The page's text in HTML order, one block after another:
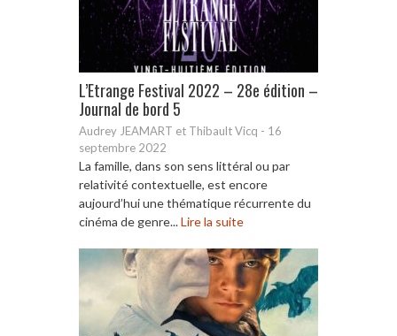
L’Etrange Festival 2022 – 28e édition –
Journal de bord 5
Audrey JEAMART et Thibault Vicq - 16
septembre 2022
La famille, dans son sens littéral ou par
relativité contextuelle, est encore
aujourd’hui une thématique récurrente du
cinéma de genre...Lire la suite